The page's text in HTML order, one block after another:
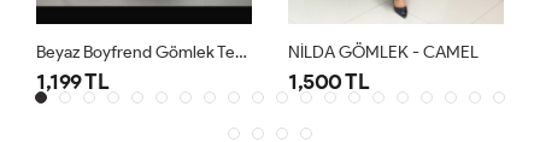
Beyaz Boyfrend Gömlek Tesettür Giyim
1,199 TL
NİLDA GÖMLEK - CAMEL
1,500 TL